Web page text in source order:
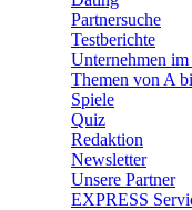
Partnersuche
Testberichte
Unternehmen
Themen von A
Spiele
Quiz
Redaktion
Newsletter
Unsere Partner
EXPRESS